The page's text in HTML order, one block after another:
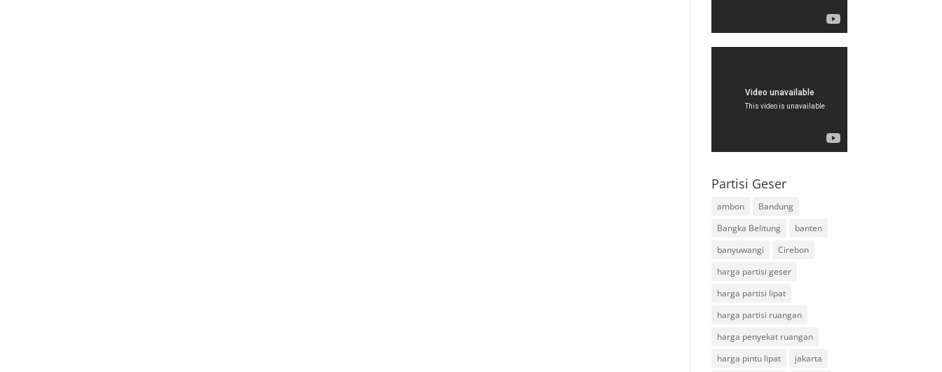
Partisi Geser
ambon
Bandung
Bangka Belitung
banten
banyuwangi
Cirebon
harga partisi geser
harga partisi lipat
harga partisi ruangan
harga penyekat ruangan
harga pintu lipat
jakarta